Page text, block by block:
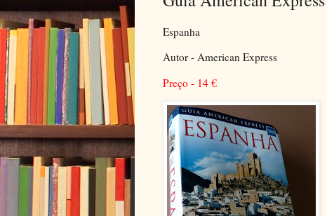
Espanha
Autor - American Express
Preço - 14 €